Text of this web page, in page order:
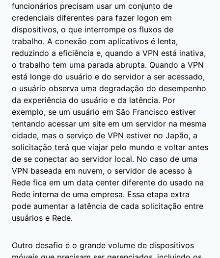
funcionários precisam usar um conjunto de
credenciais diferentes para fazer logon em
dispositivos, o que interrompe os fluxos de
trabalho. A conexão com aplicativos é lenta,
reduzindo a eficiência e, quando a VPN está inativa,
o trabalho tem uma parada abrupta. Quando a VPN
está longe do usuário e do servidor a ser acessado,
o usuário observa uma degradação do desempenho
da experiência do usuário e da latência. Por
exemplo, se um usuário em São Francisco estiver
tentando acessar um site em um servidor na mesma
cidade, mas o serviço de VPN estiver no Japão, a
solicitação terá que viajar pelo mundo e voltar antes
de se conectar ao servidor local. No caso de uma
VPN baseada em nuvem, o servidor de acesso à
Rede fica em um data center diferente do usado na
Rede interna de uma empresa. Essa etapa extra
pode aumentar a latência de cada solicitação entre
usuários e Rede.
Outro desafio é o grande volume de dispositivos